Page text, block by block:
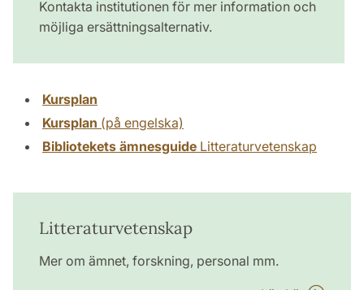
Kontakta institutionen för mer information och
möjliga ersättningsalternativ.
Kursplan
Kursplan (på engelska)
Bibliotekets ämnesguide Litteraturvetenskap
Litteraturvetenskap
Mer om ämnet, forskning, personal mm.